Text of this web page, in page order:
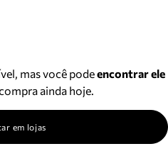
mas você podeencontrar ele
ainda hoje.
em lojas